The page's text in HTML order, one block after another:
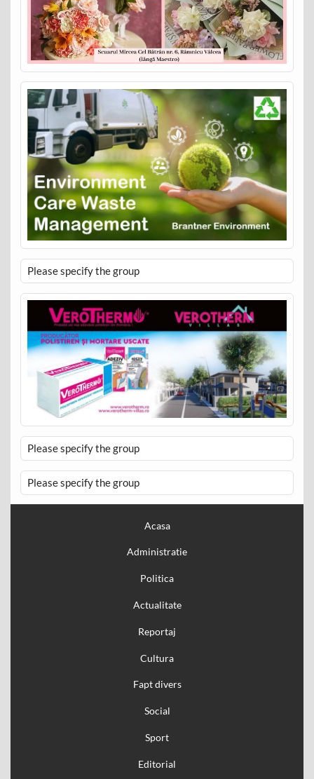
Please specify the group
Please specify the group
Please specify the group
Acasa
Administratie
Politica
Actualitate
Reportaj
Cultura
Fapt divers
Social
Sport
Editorial